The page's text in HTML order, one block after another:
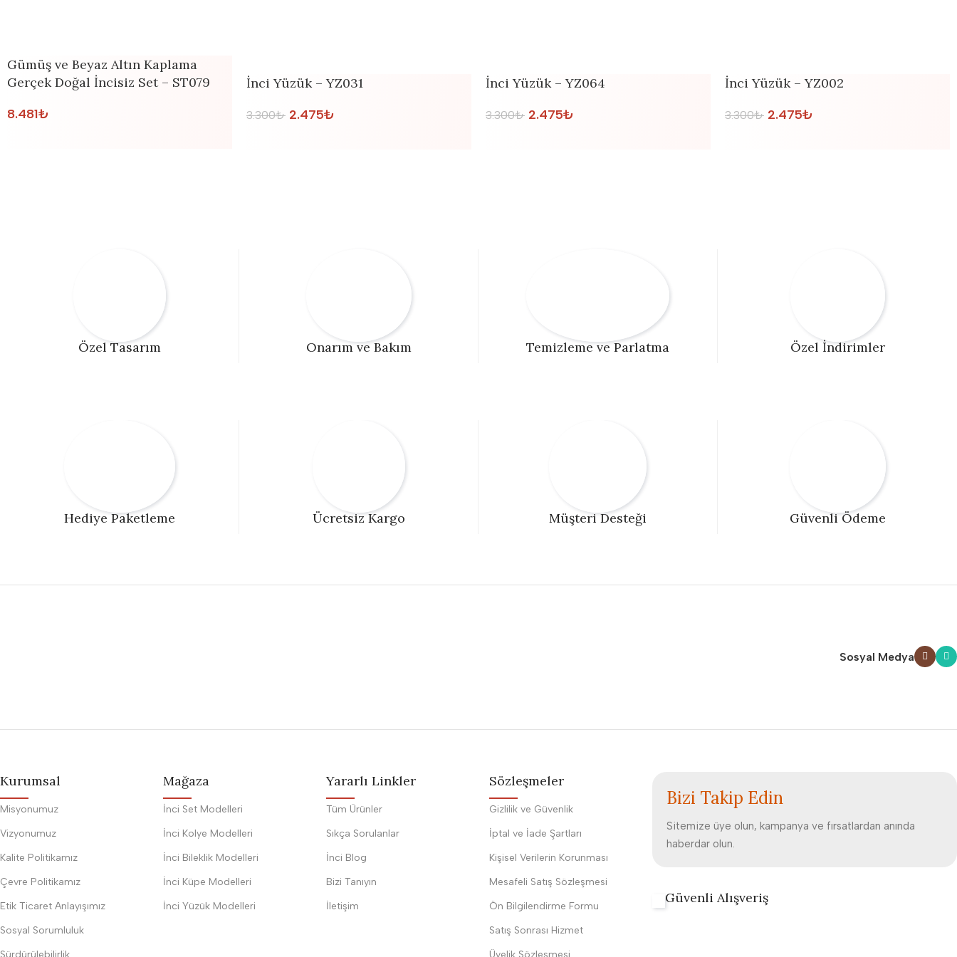
Gümüş ve Beyaz Altın Kaplama
Gerçek Doğal İncisiz Set – ST079
8.481₺
İnci Yüzük – YZ031
3.300₺ 2.475₺
İnci Yüzük – YZ064
3.300₺ 2.475₺
İnci Yüzük – YZ002
3.300₺ 2.475₺
Özel Tasarım Onarım ve Bakım Temizleme ve Parlatma Özel İndirimler
Hediye Paketleme Ücretsiz Kargo Müşteri Desteği Güvenli Ödeme
Sosyal Medya
Kurumsal
Misyonumuz
Vizyonumuz
Kalite Politikamız
Çevre Politikamız
Etik Ticaret Anlayışımız
Sosyal Sorumluluk
Sürdürülebilirlik
Mağaza
İnci Set Modelleri
İnci Kolye Modelleri
İnci Bileklik Modelleri
İnci Küpe Modelleri
İnci Yüzük Modelleri
Yararlı Linkler
Tüm Ürünler
Sıkça Sorulanlar
İnci Blog
Bizi Tanıyın
İletişim
Sözleşmeler
Gizlilik ve Güvenlik
İptal ve İade Şartları
Kişisel Verilerin Korunması
Mesafeli Satış Sözleşmesi
Ön Bilgilendirme Formu
Satış Sonrası Hizmet
Üyelik Sözleşmesi
Bizi Takip Edin
Sitemize üye olun, kampanya ve fırsatlardan anında
haberdar olun.
Güvenli Alışveriş